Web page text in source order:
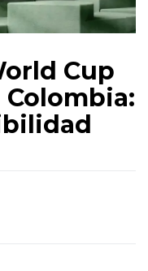
Cup